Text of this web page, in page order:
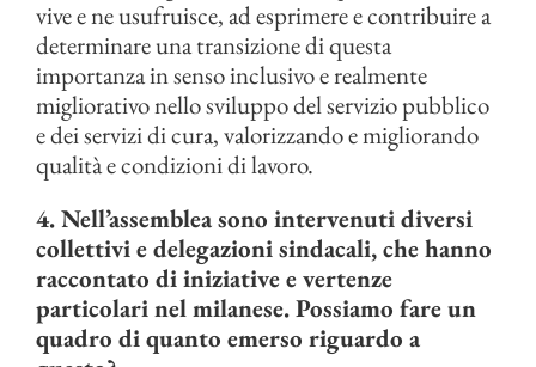
vive e ne usufruisce, ad esprimere e contribuire a
determinare una transizione di questa
importanza in senso inclusivo e realmente
migliorativo nello sviluppo del servizio pubblico
e dei servizi di cura, valorizzando e migliorando
qualità e condizioni di lavoro.
4. Nell’assemblea sono intervenuti diversi
collettivi e delegazioni sindacali, che hanno
raccontato di iniziative e vertenze
particolari nel milanese. Possiamo fare un
quadro di quanto emerso riguardo a